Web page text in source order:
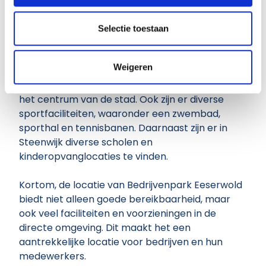
partners voor social media, adverteren en analyse. Deze
partners kunnen deze gegevens combineren met andere
verzameld op basis van uw gebruik van hun services.
Selectie toestaan
Weigeren
Steenwijk: volop voorzieningen voor
ondernemers en medewerkers
met veel voorzieningen en faciliteiten. Er zijn
diverse restaurants, cafés en winkels te vinden in
het centrum van de stad. Ook zijn er diverse
sportfaciliteiten, waaronder een zwembad,
sporthal en tennisbanen. Daarnaast zijn er in
Steenwijk diverse scholen en
kinderopvanglocaties te vinden.
Kortom, de locatie van Bedrijvenpark Eeserwold
biedt niet alleen goede bereikbaarheid, maar
ook veel faciliteiten en voorzieningen in de
directe omgeving. Dit maakt het een
aantrekkelijke locatie voor bedrijven en hun
medewerkers.